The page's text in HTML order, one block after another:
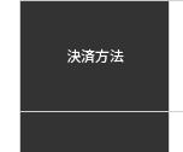
決済方法